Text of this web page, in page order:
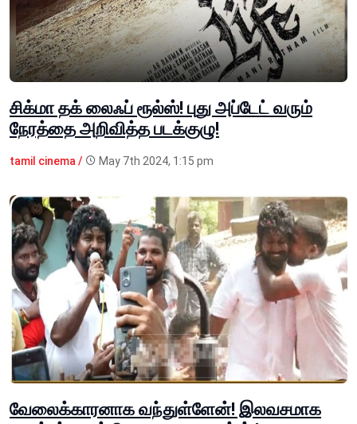
சிக்மா தக் லைஃப் ரூல்ஸ்! புது அப்டேட் வரும்
நேரத்தை அறிவித்த படக்குழு!
tamil cinema / May 7th 2024, 1:15 pm
வேலைக்காரனாக வந்துள்ளேன்! இலவசமாக